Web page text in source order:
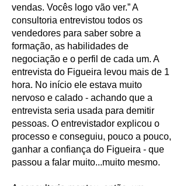
vendas. Vocês logo vão ver.” A
consultoria entrevistou todos os
vendedores para saber sobre a
formação, as habilidades de
negociação e o perfil de cada um. A
entrevista do Figueira levou mais de 1
hora. No início ele estava muito
nervoso e calado - achando que a
entrevista seria usada para demitir
pessoas. O entrevistador explicou o
processo e conseguiu, pouco a pouco,
ganhar a confiança do Figueira - que
passou a falar muito...muito mesmo.